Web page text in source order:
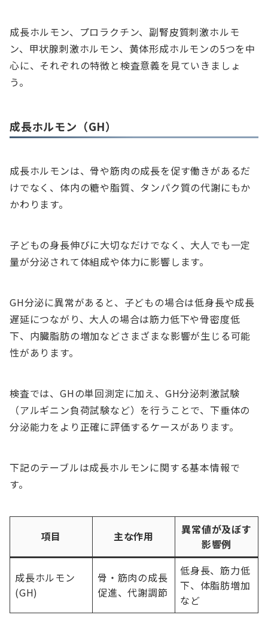
成長ホルモン、プロラクチン、副腎皮質刺激ホルモ
ン、甲状腺刺激ホルモン、黄体形成ホルモンの5つを中
心に、それぞれの特徴と検査意義を見ていきましょ
う。
成長ホルモン（GH）
成長ホルモンは、骨や筋肉の成長を促す働きがあるだ
けでなく、体内の糖や脂質、タンパク質の代謝にもか
かわります。
子どもの身長伸びに大切なだけでなく、大人でも一定
量が分泌されて体組成や体力に影響します。
GH分泌に異常があると、子どもの場合は低身長や成長
遅延につながり、大人の場合は筋力低下や骨密度低
下、内臓脂肪の増加などさまざまな影響が生じる可能
性があります。
検査では、GHの単回測定に加え、GH分泌刺激試験
（アルギニン負荷試験など）を行うことで、下垂体の
分泌能力をより正確に評価するケースがあります。
下記のテーブルは成長ホルモンに関する基本情報で
す。
項目 主な作用
異常値が及ぼす
影響例
成長ホルモン
(GH)
骨・筋肉の成長
促進、代謝調節
低身長、筋力低
下、体脂肪増加
など